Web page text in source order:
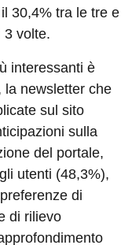
30,4% tra le tre e
3 volte.
interessanti è
la newsletter che
sul sito
sulla
del portale,
utenti (48,3%),
di
di rilievo